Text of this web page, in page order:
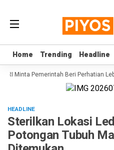
Home Trending Headline
Home Trending Headline
RI Minta Pemerintah Beri Perhatian
HEADLINE
Sterilkan Lokasi
Potongan Tubuh